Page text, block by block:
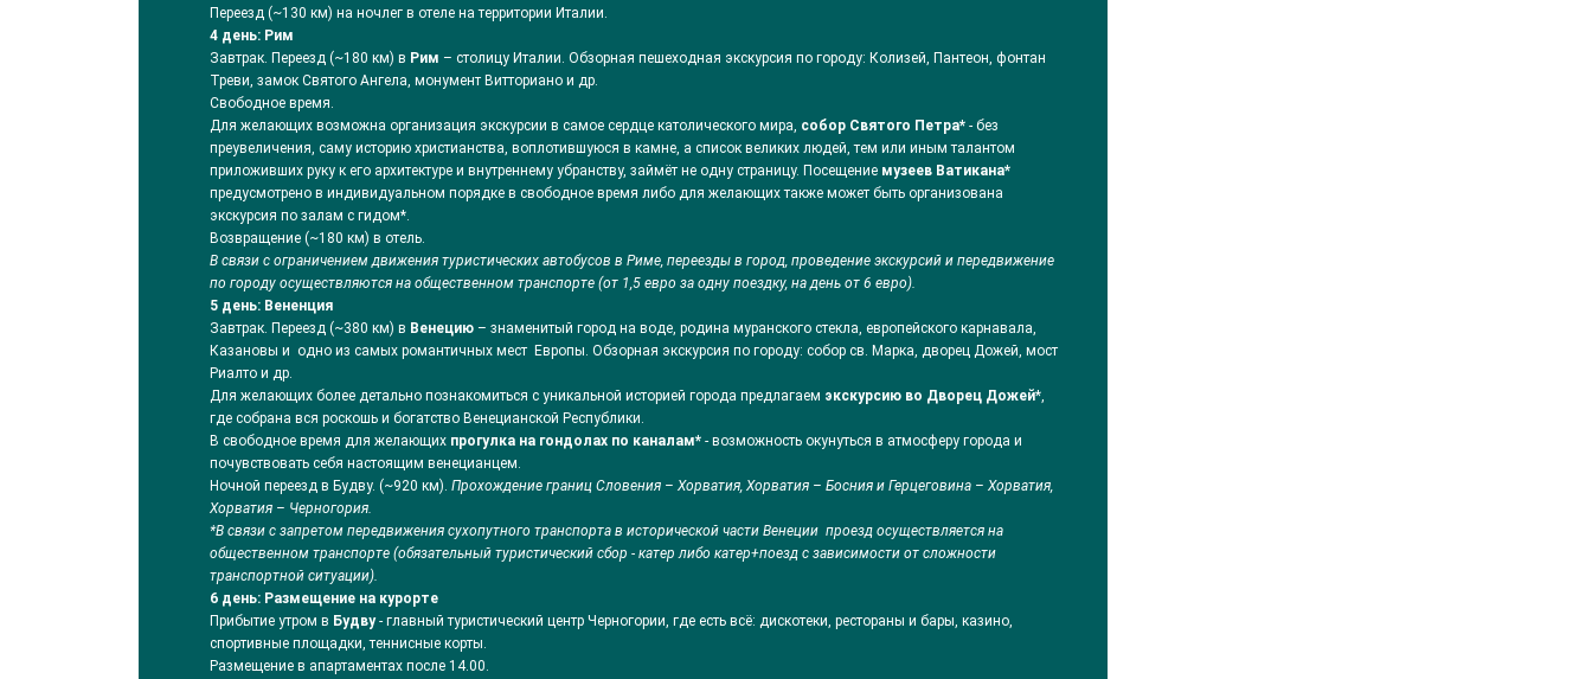
Переезд (~130 км) на ночлег в отеле на территории Италии.
4 день: Рим
Завтрак. Переезд (~180 км) в Рим – столицу Италии. Обзорная пешеходная экскурсия по городу: Колизей, Пантеон, фонтан
Треви, замок Святого Ангела, монумент Витториано и др.
Свободное время.
Для желающих возможна организация экскурсии в самое сердце католического мира, собор Святого Петра* - без
преувеличения, саму историю христианства, воплотившуюся в камне, а список великих людей, тем или иным талантом
приложивших руку к его архитектуре и внутреннему убранству, займёт не одну страницу. Посещение музеев Ватикана*
предусмотрено в индивидуальном порядке в свободное время либо для желающих также может быть организована
экскурсия по залам с гидом*.
Возвращение (~180 км) в отель.
В связи с ограничением движения туристических автобусов в Риме, переезды в город, проведение экскурсий и передвижение
по городу осуществляются на общественном транспорте (от 1,5 евро за одну поездку, на день от 6 евро).
5 день: Вененция
Завтрак. Переезд (~380 км) в Венецию – знаменитый город на воде, родина муранского стекла, европейского карнавала,
Казановы и одно из самых романтичных мест Европы. Обзорная экскурсия по городу: собор св. Марка, дворец Дожей, мост
Риалто и др.
Для желающих более детально познакомиться с уникальной историей города предлагаем экскурсию во Дворец Дожей*,
где собрана вся роскошь и богатство Венецианской Республики.
В свободное время для желающих прогулка на гондолах по каналам* - возможность окунуться в атмосферу города и
почувствовать себя настоящим венецианцем.
Ночной переезд в Будву. (~920 км). Прохождение границ Словения – Хорватия, Хорватия – Босния и Герцеговина – Хорватия,
Хорватия – Черногория.
*В связи с запретом передвижения сухопутного транспорта в исторической части Венеции проезд осуществляется на
общественном транспорте (обязательный туристический сбор - катер либо катер+поезд с зависимости от сложности
транспортной ситуации).
6 день: Размещение на курорте
Прибытие утром в Будву- главный туристический центр Черногории, где есть всё: дискотеки, рестораны и бары, казино,
спортивные площадки, теннисные корты.
Размещение в апартаментах после 14.00.